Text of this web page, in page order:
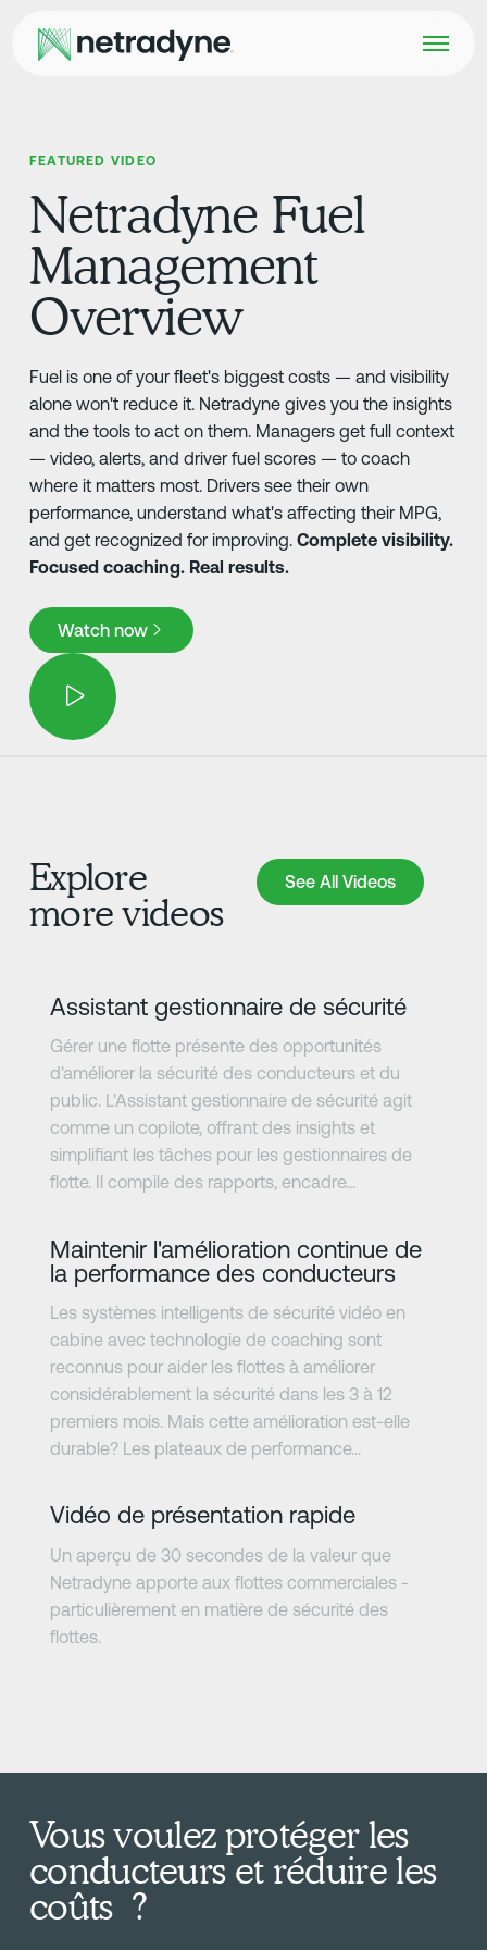
FEATURED VIDEO
Netradyne Fuel
Management
Overview
Fuel is one of your fleet's biggest costs — and visibility
alone won't reduce it. Netradyne gives you the insights
and the tools to act on them. Managers get full context
— video, alerts, and driver fuel scores — to coach
where it matters most. Drivers see their own
performance, understand what's affecting their MPG,
and get recognized for improving. Complete visibility.
Focused coaching. Real results.
Watch now
Watch now
Explore
more videos
See All Videos
See All Videos
Assistant gestionnaire de sécurité
Gérer une flotte présente des opportunités
d'améliorer la sécurité des conducteurs et du
public. L'Assistant gestionnaire de sécurité agit
comme un copilote, offrant des insights et
simplifiant les tâches pour les gestionnaires de
flotte. Il compile des rapports, encadre...
Maintenir l'amélioration continue de
la performance des conducteurs
Les systèmes intelligents de sécurité vidéo en
cabine avec technologie de coaching sont
reconnus pour aider les flottes à améliorer
considérablement la sécurité dans les 3 à 12
premiers mois. Mais cette amélioration est-elle
durable? Les plateaux de performance...
Vidéo de présentation rapide
Un aperçu de 30 secondes de la valeur que
Netradyne apporte aux flottes commerciales -
particulièrement en matière de sécurité des
flottes.
Vous voulez protéger les
conducteurs et réduire les
coûts ?